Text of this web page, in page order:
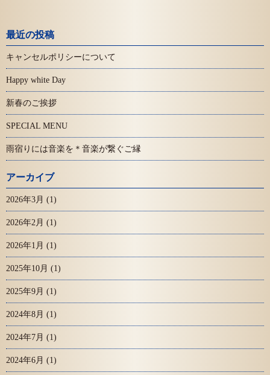
最近の投稿
キャンセルポリシーについて
Happy white Day
新春のご挨拶
SPECIAL MENU
雨宿りには音楽を＊音楽が繋ぐご縁
アーカイブ
2026年3月 (1)
2026年2月 (1)
2026年1月 (1)
2025年10月 (1)
2025年9月 (1)
2024年8月 (1)
2024年7月 (1)
2024年6月 (1)